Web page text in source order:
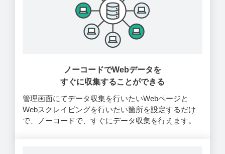
ノーコードでWebデータを
すぐに収集することができる
管理画面にてデータ収集を行いたいWebページと
Webスクレイピングを行いたい箇所を設定するだけ
で、ノーコードで、すぐにデータ収集を行えます。